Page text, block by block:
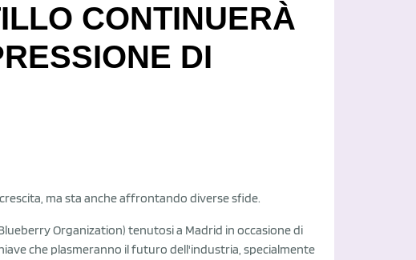
CONTINUERÀ
DI
ma sta anche affrontando diverse sfide.
Organization) tenutosi a Madrid in occasione di
che plasmeranno il futuro dell'industria, specialmente